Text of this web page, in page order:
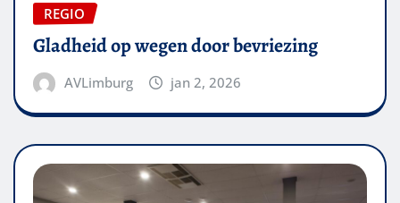
REGIO
Gladheid op wegen door bevriezing
AVLimburg jan 2, 2026